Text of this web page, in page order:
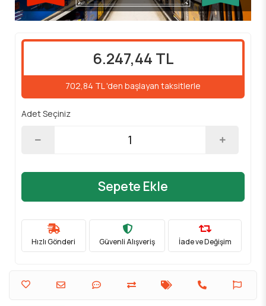
6.247,44 TL
702,84 TL 'den başlayan taksitlerle
Adet Seçiniz
Sepete Ekle
Hızlı Gönderi Güvenli Alışveriş İade ve Değişim